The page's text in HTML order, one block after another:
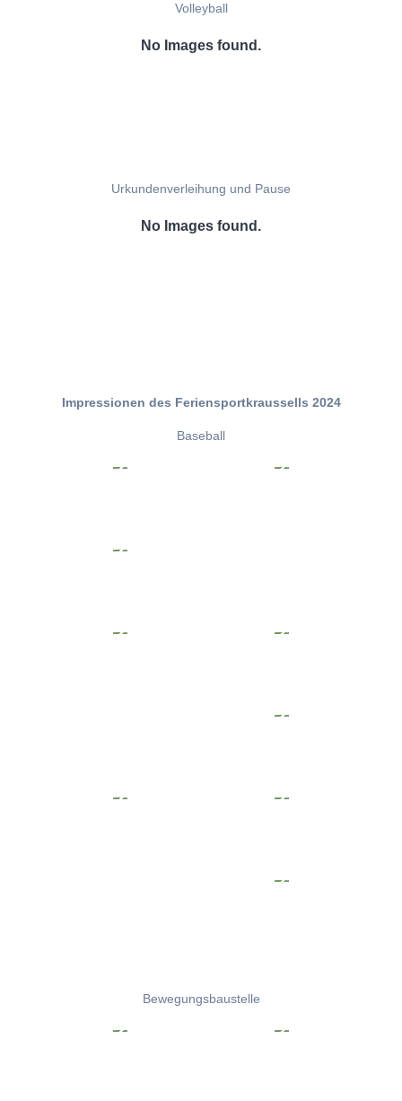
Volleyball
No Images found.
Urkundenverleihung und Pause
No Images found.
Impressionen des Feriensportkraussells 2024
Baseball
Bewegungsbaustelle